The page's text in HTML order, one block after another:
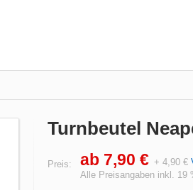
Turnbeutel
Preis: ab 7,90 € + 4,90 €
Alle Preisangaben inkl. 19